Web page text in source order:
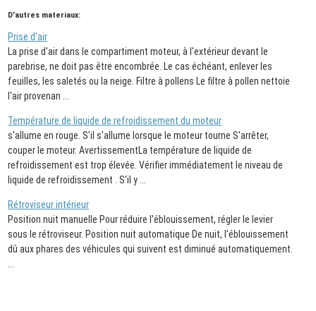
D'autres materiaux:
Prise d'air
La prise d'air dans le compartiment moteur, à l'extérieur devant le
parebrise, ne doit pas être encombrée. Le cas échéant, enlever les
feuilles, les saletés ou la neige. Filtre à pollens Le filtre à pollen nettoie
l'air provenan ...
Température de liquide de refroidissement du moteur
s'allume en rouge. S'il s'allume lorsque le moteur tourne S'arrêter,
couper le moteur. AvertissementLa température de liquide de
refroidissement est trop élevée. Vérifier immédiatement le niveau de
liquide de refroidissement . S'il y ...
Rétroviseur intérieur
Position nuit manuelle Pour réduire l'éblouissement, régler le levier
sous le rétroviseur. Position nuit automatique De nuit, l'éblouissement
dû aux phares des véhicules qui suivent est diminué automatiquement.